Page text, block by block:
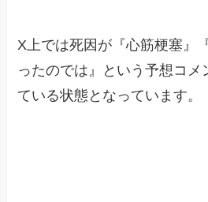
X上では死因が『心筋梗塞』
ったのでは』という予想コメ
ている状態となっています。